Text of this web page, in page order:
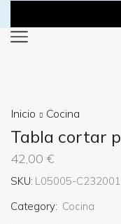
Inicio Cocina
Tabla cortar
42,00 €
SKU: L05005-C232001
Category: Cocina